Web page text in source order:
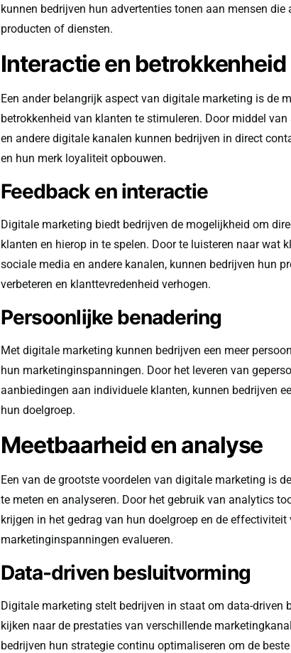
kunnen bedrijven hun advertenties tonen aan mensen die
producten of diensten.
Interactie en betrokkenheid
Een ander belangrijk aspect van digitale marketing is de
betrokkenheid van klanten te stimuleren. Door middel
en andere digitale kanalen kunnen bedrijven in direct
en hun merk loyaliteit opbouwen.
Feedback en interactie
Digitale marketing biedt bedrijven de mogelijkheid om
klanten en hierop in te spelen. Door te luisteren naar wat
sociale media en andere kanalen, kunnen bedrijven hun
verbeteren en klanttevredenheid verhogen.
Persoonlijke benadering
Met digitale marketing kunnen bedrijven een meer
hun marketinginspanningen. Door het leveren van
aanbiedingen aan individuele klanten, kunnen bedrijven
hun doelgroep.
Meetbaarheid en analyse
Een van de grootste voordelen van digitale marketing is
te meten en analyseren. Door het gebruik van analytics
krijgen in het gedrag van hun doelgroep en de effectiviteit
marketinginspanningen evalueren.
Data-driven besluitvorming
Digitale marketing stelt bedrijven in staat om data-driven
kijken naar de prestaties van verschillende
bedrijven hun strategie continu optimaliseren om de